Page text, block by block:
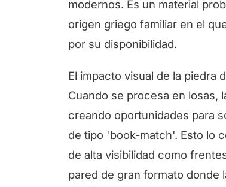
modernos. Es un material
origen griego familiar en el
por su disponibilidad.
El impacto visual de la piedra
Cuando se procesa en losas,
creando oportunidades para
de tipo 'book-match'. Esto lo
de alta visibilidad como
pared de gran formato donde